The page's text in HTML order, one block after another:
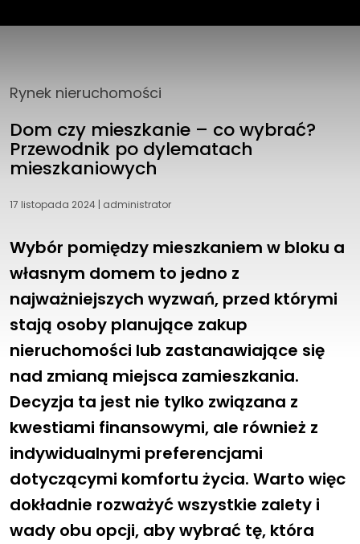
15-242 Białystok
tel: 720 756 756
biuro@doktordom.pl
Rynek nieruchomości
Dom czy mieszkanie – co wybrać?
Przewodnik po dylematach
mieszkaniowych
17 listopada 2024 | administrator
Wybór pomiędzy mieszkaniem w bloku a
własnym domem to jedno z
najważniejszych wyzwań, przed którymi
stają osoby planujące zakup
nieruchomości lub zastanawiające się
nad zmianą miejsca zamieszkania.
Decyzja ta jest nie tylko związana z
kwestiami finansowymi, ale również z
indywidualnymi preferencjami
dotyczącymi komfortu życia. Warto więc
dokładnie rozważyć wszystkie zalety i
wady obu opcji, aby wybrać tę, która